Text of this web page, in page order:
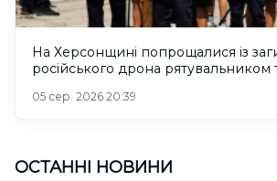
На Херсонщині попрощалися із
російського дрона рятувальником
05 сер. 2026 20:39
ОСТАННІ НОВИНИ